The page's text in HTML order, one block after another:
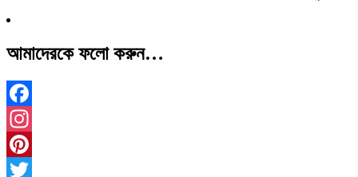
আমাদেরকে ফলো করুন…
Facebook
Instagram
Pinterest